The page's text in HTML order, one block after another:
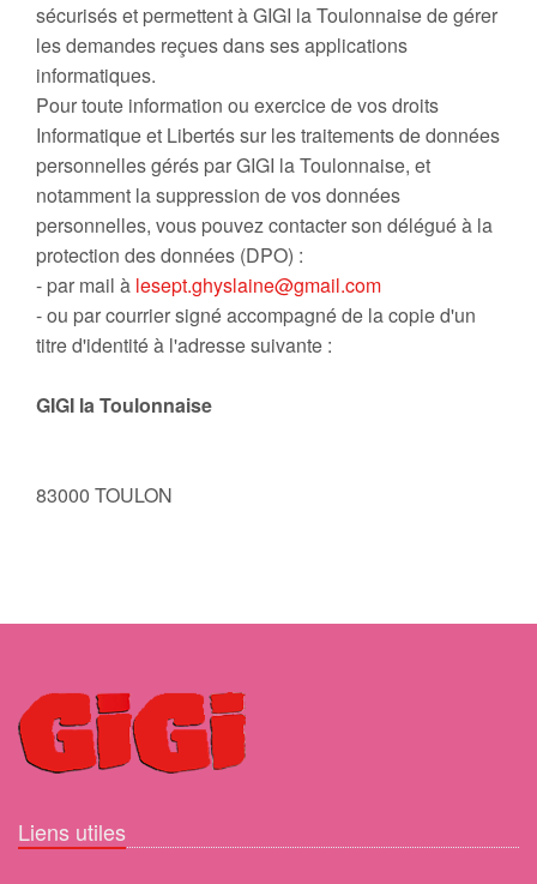
sécurisés et permettent à GIGI la Toulonnaise de gérer
les demandes reçues dans ses applications
informatiques.
Pour toute information ou exercice de vos droits
Informatique et Libertés sur les traitements de données
personnelles gérés par GIGI la Toulonnaise, et
notamment la suppression de vos données
personnelles, vous pouvez contacter son délégué à la
protection des données (DPO) :
- par mail à lesept.ghyslaine@gmail.com
- ou par courrier signé accompagné de la copie d'un
titre d'identité à l'adresse suivante :
GIGI la Toulonnaise
83000 TOULON
Liens utiles